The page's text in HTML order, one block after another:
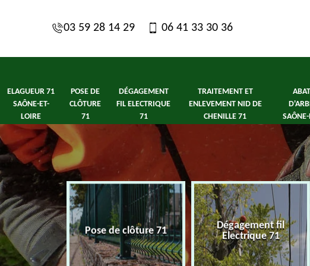
03 59 28 14 29 06 41 33 30 36
ELAGUEUR 71
SAÔNE-ET-
LOIRE
POSE DE
CLÔTURE
71
DÉGAGEMENT
FIL ELECTRIQUE
71
TRAITEMENT ET
ENLEVEMENT NID DE
CHENILLE 71
SAÔNE-
Saône-et-
Pose de clôture 71
Dégagement fil
Electrique 71